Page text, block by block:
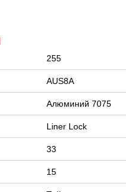
255
AUS8A
Алюминий 7075
Liner Lock
33
15